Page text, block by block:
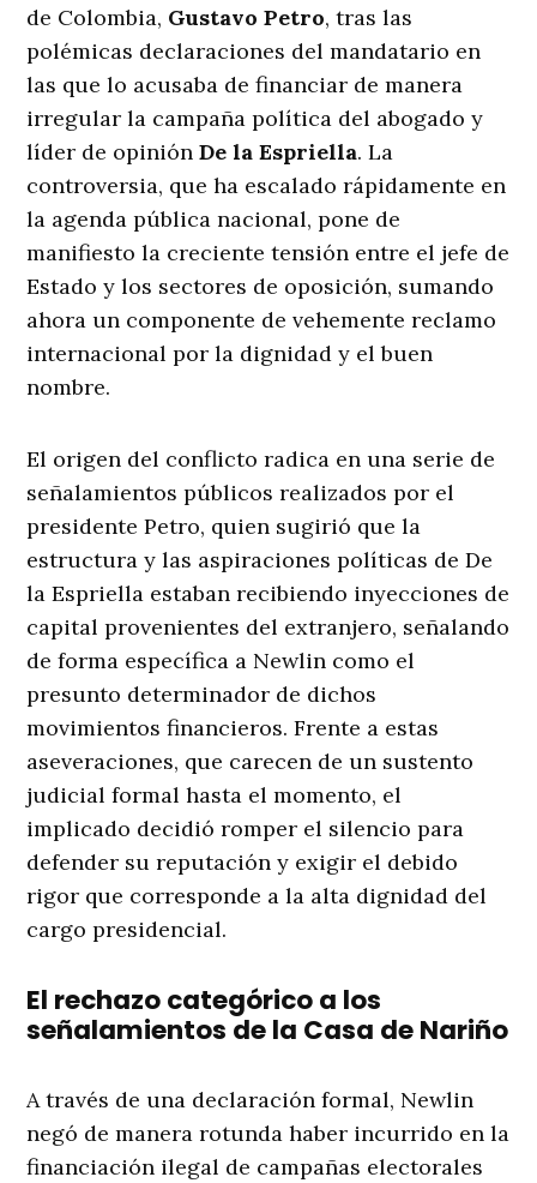
de Colombia, Gustavo Petro, tras las
polémicas declaraciones del mandatario en
las que lo acusaba de financiar de manera
irregular la campaña política del abogado y
líder de opiniónDe la Espriella. La
controversia, que ha escalado rápidamente en
la agenda pública nacional, pone de
manifiesto la creciente tensión entre el jefe de
Estado y los sectores de oposición, sumando
ahora un componente de vehemente reclamo
internacional por la dignidad y el buen
nombre.
El origen del conflicto radica en una serie de
señalamientos públicos realizados por el
presidente Petro, quien sugirió que la
estructura y las aspiraciones políticas de De
la Espriella estaban recibiendo inyecciones de
capital provenientes del extranjero, señalando
de forma específica a Newlin como el
presunto determinador de dichos
movimientos financieros. Frente a estas
aseveraciones, que carecen de un sustento
judicial formal hasta el momento, el
implicado decidió romper el silencio para
defender su reputación y exigir el debido
rigor que corresponde a la alta dignidad del
cargo presidencial.
El rechazo categórico a los
señalamientos de la Casa de Nariño
A través de una declaración formal, Newlin
negó de manera rotunda haber incurrido en la
financiación ilegal de campañas electorales